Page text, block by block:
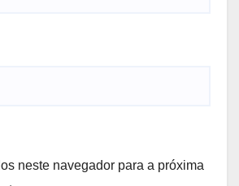
neste navegador para a próxima